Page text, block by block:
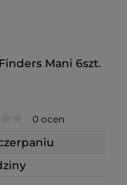
Mani 6szt.
0 ocen